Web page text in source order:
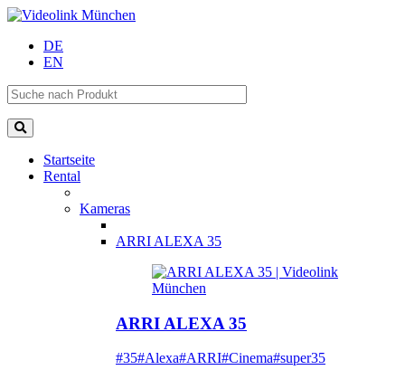
DE
EN
Startseite
Rental
Kameras
ARRI ALEXA 35
ARRI ALEXA 35
#35#Alexa#ARRI#Cinema#super35